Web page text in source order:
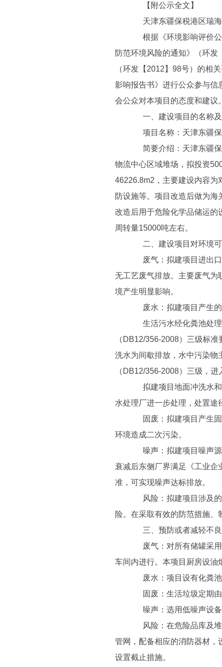
【附公示全文】
天津东疆保税港区瑞海
根据《环境影响评价公
防范环境风险的通知》（环
（环发【2012】98号）的相
影响报告书》进行公众参与信
会公众对本项目的态度和建议
一、建设项目的名称及
项目名称：天津东疆保
简要介绍：天津东疆保
物流中心区域堆场，拟投资
46226.8m2，主要建设内容为
防设施等。项目改造后做为
改造后用于危险化学品储运的
周转量15000吨左右。
二、建设项目对环境可
废气：拟建项目进出口
无工艺废气排放。主要废气为
境产生明显影响。
废水：拟建项目产生的
生活污水经化粪池处理
（DB12/356-2008）三级标
洗水为间歇排放，水中污染物
（DB12/356-2008）三级，
拟建项目地面冲洗水和
水处理厂进一步处理，处置途
固废：拟建项目产生固
环境造成二次污染。
噪声：拟建项目噪声源
衰减后东侧厂界满足《工业
准，可实现噪声达标排放。
风险：拟建项目涉及的
险。在采取有效的防范措施
三、预防或者减轻不良
废气：对所有储罐采用
车间内进行。本项目厨房设油
废水：项目设有化粪池
固废：生活垃圾定期由
噪声：选用低噪声设备
风险：在危险品库及堆
管网，配备相应的消防器材，
设置截止措施。